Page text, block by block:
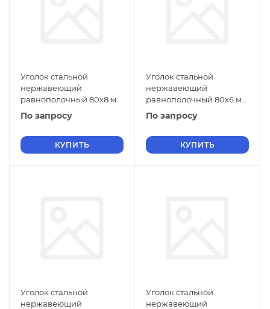
Уголок стальной
нержавеющий
равнополочный 80х8 мм
20Х13 ГОСТ 8509-93
По запросу
КУПИТЬ
Уголок стальной
нержавеющий
равнополочный 80х6 мм
20Х13 ГОСТ 8509-93
По запросу
КУПИТЬ
Уголок стальной
нержавеющий
Уголок стальной
нержавеющий